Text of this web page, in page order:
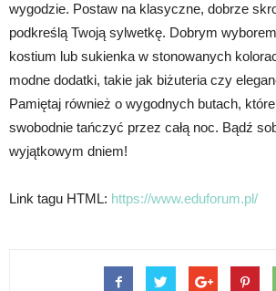
wygodzie. Postaw na klasyczne, dobrze
podkreślą Twoją sylwetkę. Dobrym
kostium lub sukienka w stonowanych
modne dodatki, takie jak biżuteria czy
Pamiętaj również o wygodnych butach,
swobodnie tańczyć przez całą noc. Bądź
wyjątkowym dniem!
Link tagu HTML: https://www.eduforum.pl/